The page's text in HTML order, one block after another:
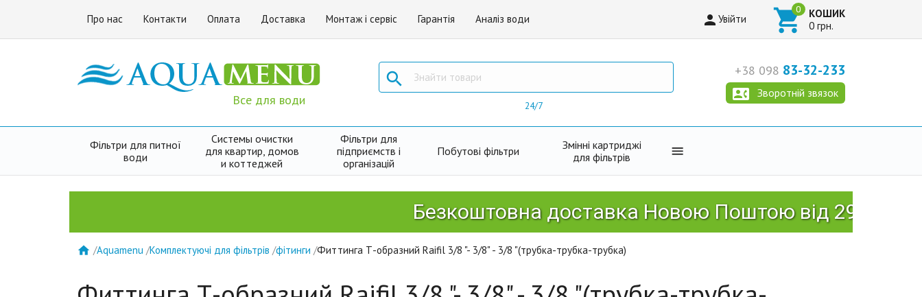
Про нас Контакти Оплата Доставка Монтаж і сервіс Гарантія Аналіз води Увійти  КОШИК
0 грн.
Все для води

24/7
+38 098 83-32-233
Зворотній звязок
Фільтри для питної
води
Системы очистки
для квартир, домов
и коттеджей
Фільтри для
підприємств і
організацій
Побутові фільтри
Змінні картриджі
для фільтрів

Безкоштовна доставка Новою Поштою від 2999 грн!
 /Aquamenu /Комплектуючі для фільтрів /фітинги /Фиттинга Т-образний Raifil 3/8 "- 3/8" - 3/8 "(трубка-трубка-трубка)